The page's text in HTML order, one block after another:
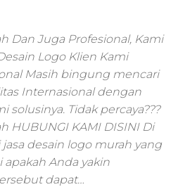
pemasaran
smm,media
digital,jasa digital
marketing
terbaik,marketing
online offline,jasa
digital marketing
murah,marketing
digital
Dan Juga Profesional, Kami
Logo Klien Kami
Masih bingung mencari
Internasional dengan
solusinya. Tidak percaya???
HUBUNGI KAMI DISINI Di
jasa desain logo murah yang
apakah Anda yakin
dapat…